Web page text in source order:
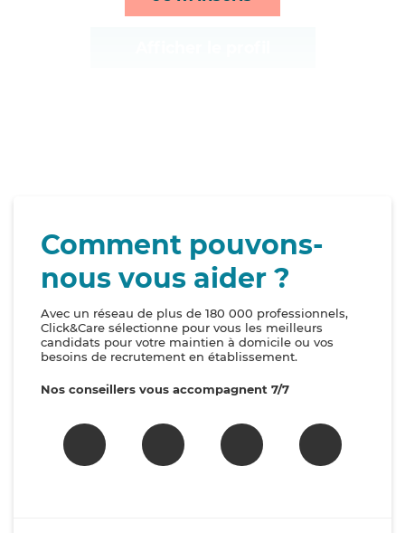
Comment pouvons-
nous vous aider ?
Avec un réseau de plus de 180 000 professionnels,
Click&Care sélectionne pour vous les meilleurs
candidats pour votre maintien à domicile ou vos
besoins de recrutement en établissement.
Nos conseillers vous accompagnent 7/7